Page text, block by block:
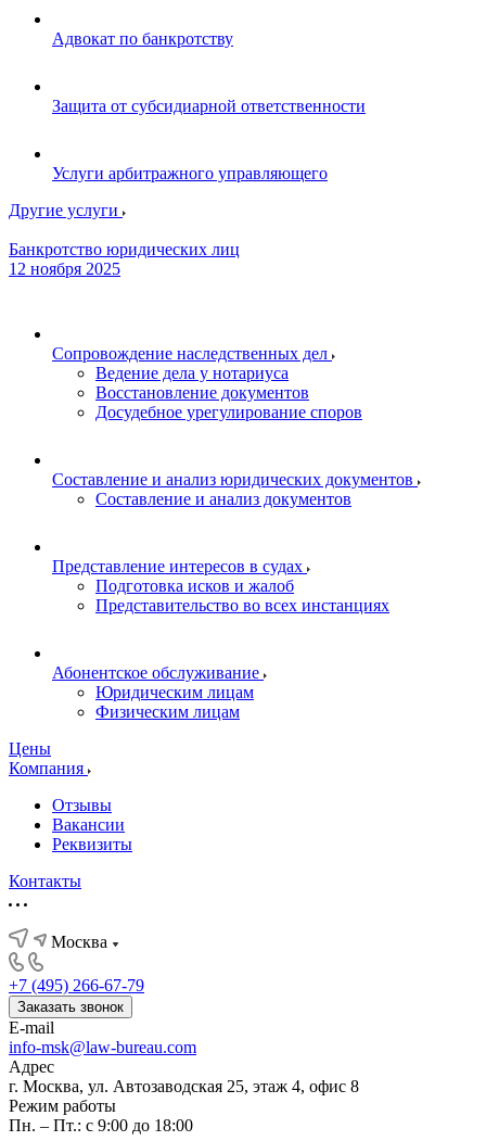
Адвокат по банкротству
Защита от субсидиарной ответственности
Услуги арбитражного управляющего
Другие услуги
Банкротство юридических лиц
12 ноября 2025
Сопровождение наследственных дел
Ведение дела у нотариуса
Восстановление документов
Досудебное урегулирование споров
Составление и анализ юридических документов
Составление и анализ документов
Представление интересов в судах
Подготовка исков и жалоб
Представительство во всех инстанциях
Абонентское обслуживание
Юридическим лицам
Физическим лицам
Цены
Компания
Отзывы
Вакансии
Реквизиты
Контакты
Москва
+7 (495) 266-67-79
Заказать звонок
E-mail
info-msk@law-bureau.com
Адрес
г. Москва, ул. Автозаводская 25, этаж 4, офис 8
Режим работы
Пн. – Пт.: с 9:00 до 18:00